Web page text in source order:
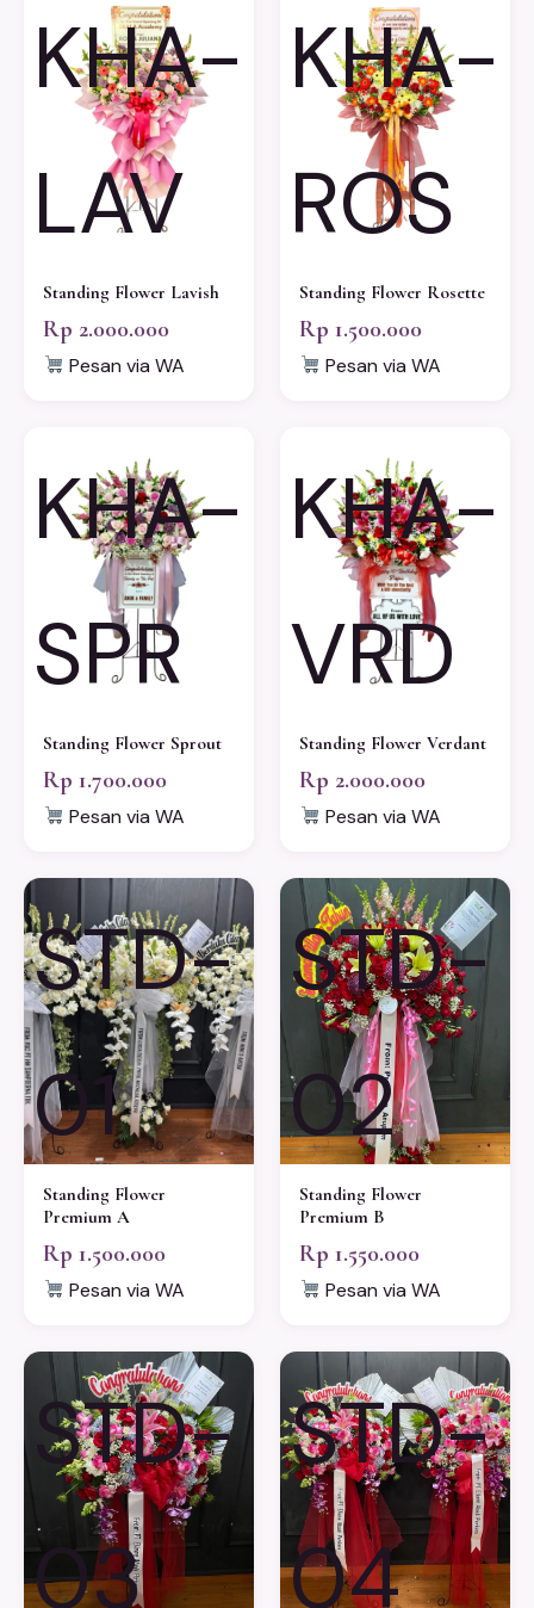
KHA-
LAV
Standing Flower Lavish
Rp 2.000.000
Pesan via WA
KHA-
ROS
Standing Flower Rosette
Rp 1.500.000
Pesan via WA
KHA-
SPR
Standing Flower Sprout
Rp 1.700.000
Pesan via WA
KHA-
VRD
Standing Flower Verdant
Rp 2.000.000
Pesan via WA
STD-
01
Standing Flower
Premium A
Rp 1.500.000
Pesan via WA
STD-
02
Standing Flower
Premium B
Rp 1.550.000
Pesan via WA
STD-
03
STD-
04